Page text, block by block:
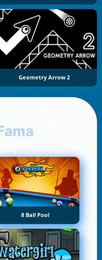
Geometry Arrow 2
8 Ball Pool